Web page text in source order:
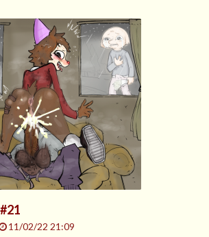
11/02/22 21:09